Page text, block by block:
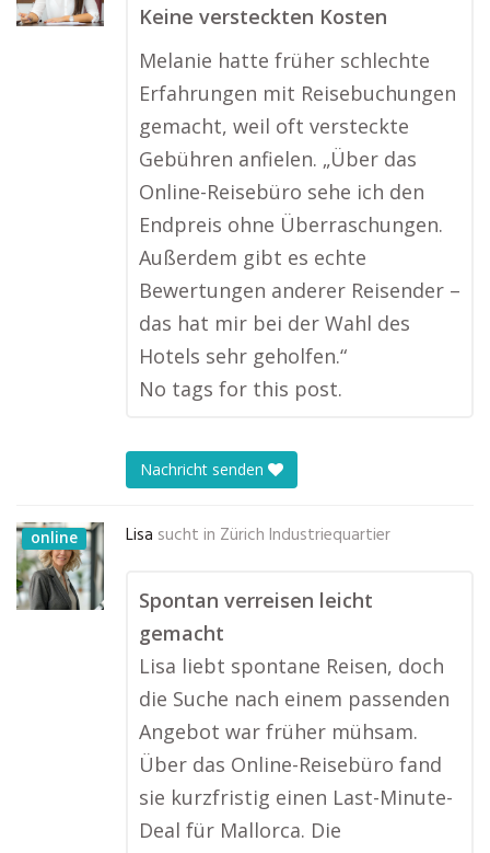
Keine versteckten Kosten
Melanie hatte früher schlechte
Erfahrungen mit Reisebuchungen
gemacht, weil oft versteckte
Gebühren anfielen. „Über das
Online-Reisebüro sehe ich den
Endpreis ohne Überraschungen.
Außerdem gibt es echte
Bewertungen anderer Reisender –
das hat mir bei der Wahl des
Hotels sehr geholfen.“
No tags for this post.
Nachricht senden
online Lisa sucht in Zürich Industriequartier
Spontan verreisen leicht
gemacht
Lisa liebt spontane Reisen, doch
die Suche nach einem passenden
Angebot war früher mühsam.
Über das Online-Reisebüro fand
sie kurzfristig einen Last-Minute-
Deal für Mallorca. Die